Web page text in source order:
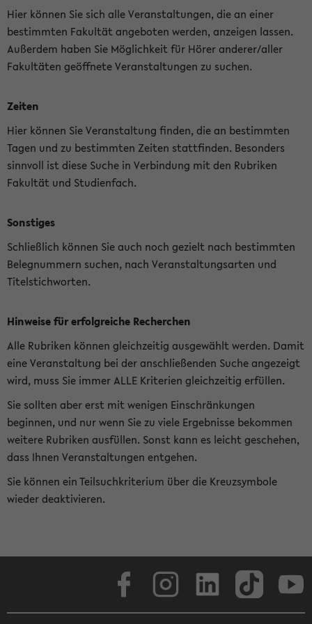
Hier können Sie sich alle Veranstaltungen, die an einer
bestimmten Fakultät angeboten werden, anzeigen lassen.
Außerdem haben Sie Möglichkeit für Hörer anderer/aller
Fakultäten geöffnete Veranstaltungen zu suchen.
Zeiten
Hier können Sie Veranstaltung finden, die an bestimmten
Tagen und zu bestimmten Zeiten stattfinden. Besonders
sinnvoll ist diese Suche in Verbindung mit den Rubriken
Fakultät und Studienfach.
Sonstiges
Schließlich können Sie auch noch gezielt nach bestimmten
Belegnummern suchen, nach Veranstaltungsarten und
Titelstichworten.
Hinweise für erfolgreiche Recherchen
Alle Rubriken können gleichzeitig ausgewählt werden. Damit
eine Veranstaltung bei der anschließenden Suche angezeigt
wird, muss Sie immer ALLE Kriterien gleichzeitig erfüllen.
Sie sollten aber erst mit wenigen Einschränkungen
beginnen, und nur wenn Sie zu viele Ergebnisse bekommen
weitere Rubriken ausfüllen. Sonst kann es leicht geschehen,
dass Ihnen Veranstaltungen entgehen.
Sie können ein Teilsuchkriterium über die Kreuzsymbole
wieder deaktivieren.